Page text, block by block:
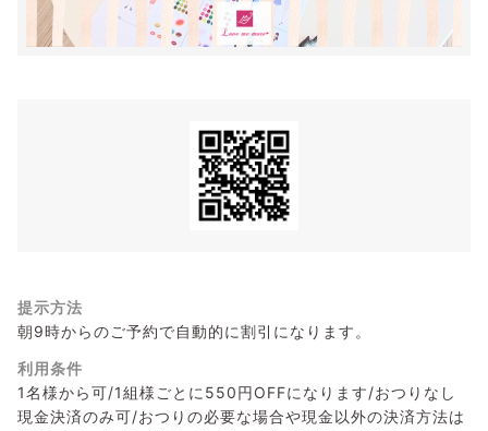
提示方法
朝9時からのご予約で自動的に割引になります。
利用条件
1名様から可/1組様ごとに550円OFFになります/おつりなし
現金決済のみ可/おつりの必要な場合や現金以外の決済方法は